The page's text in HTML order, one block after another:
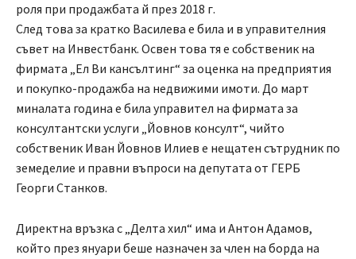
роля при продажбата й през 2018 г.
След това за кратко Василева е била и в управителния
съвет на Инвестбанк. Освен това тя е собственик на
фирмата „Ел Ви кансълтинг“ за оценка на предприятия
и покупко-продажба на недвижими имоти. До март
миналата година е била управител на фирмата за
консултантски услуги „Йовнов консулт“, чийто
собственик Иван Йовнов Илиев е нещатен сътрудник по
земеделие и правни въпроси на депутата от ГЕРБ
Георги Станков.
Директна връзка с „Делта хил“ има и Антон Адамов,
който през януари беше назначен за член на борда на